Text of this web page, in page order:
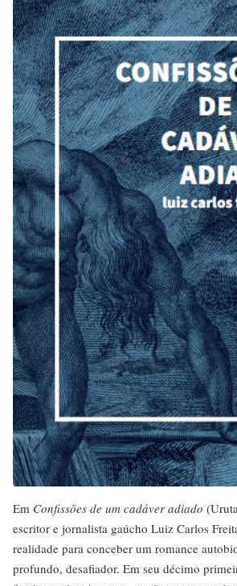
Em Confissões de um cadáver adiado
escritor e jornalista gaúcho Luiz Carlos
realidade para conceber um romance
profundo, desafiador. Em seu décimo